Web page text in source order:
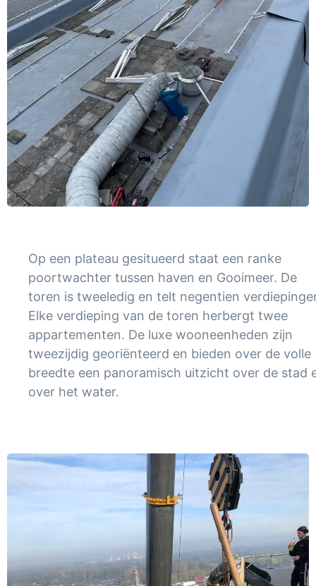
Op een plateau gesitueerd staat een ranke
poortwachter tussen haven en Gooimeer. De
toren is tweeledig en telt negentien
Elke verdieping van de toren herbergt twee
appartementen. De luxe wooneenheden zijn
tweezijdig georiënteerd en bieden over de volle
breedte een panoramisch uitzicht over de stad
over het water.